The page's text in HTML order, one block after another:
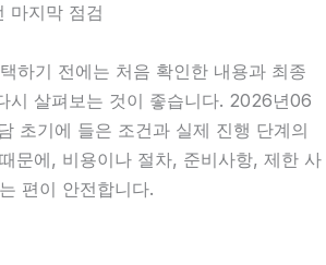
마지막 점검
하기 전에는 처음 확인한 내용과 최종
시 살펴보는 것이 좋습니다. 2026년06
초기에 들은 조건과 실제 진행 단계의
문에, 비용이나 절차, 준비사항, 제한 사
편이 안전합니다.